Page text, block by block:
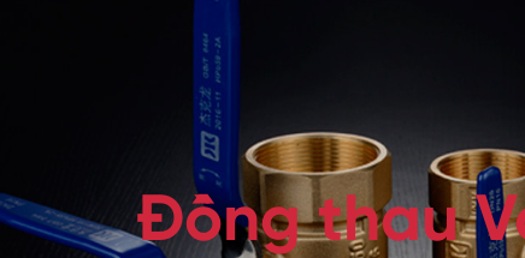
Đồng thau